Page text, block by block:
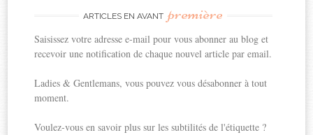
ARTICLES EN AVANT première
Saisissez votre adresse e-mail pour vous abonner au blog et
recevoir une notification de chaque nouvel article par email.
Ladies & Gentlemans, vous pouvez vous désabonner à tout
moment.
Voulez-vous en savoir plus sur les subtilités de l'étiquette ?